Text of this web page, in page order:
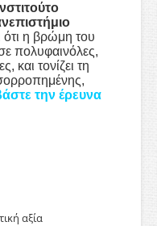
ότι η βρώμη του
πολυφαινόλες,
και τονίζει τη
την έρευνα
αξία